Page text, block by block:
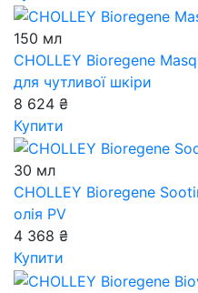
150 мл
CHOLLEY Bioregene
для чутливої шкіри
8 624 ₴
Купити
30 мл
CHOLLEY Bioregene
олія PV
4 368 ₴
Купити